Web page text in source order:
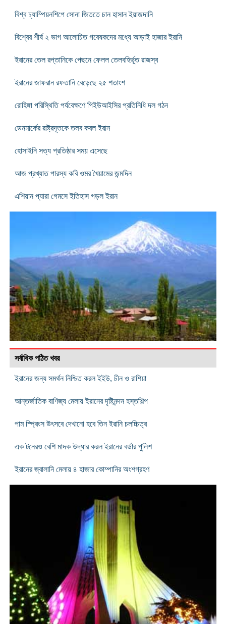
বিশ্ব চ্যাম্পিয়নশিপে সোনা জিততে চান হাসান ইয়াজদানি
বিশ্বের শীর্ষ ২ ভাগ আলোচিত গবেষকদের মধ্যে আড়াই হাজার ইরানি
ইরানের তেল রপ্তানিকে পেছনে ফেলল তেলবহির্ভূত রাজস্ব
ইরানের জাফরান রফতানি বেড়েছে ২৫ শতাংশ
রোহিঙ্গা পরিস্থিতি পর্যবেক্ষণে পিইউআইসির প্রতিনিধি দল গঠন
ডেনমার্কের রাষ্ট্রদূতকে তলব করল ইরান
হোসাইনি সত্য প্রতিষ্ঠার সময় এসেছে
আজ প্রখ্যাত পারস্য কবি ওমর খৈয়ামের জন্মদিন
এশিয়ান প্যারা গেমসে ইতিহাস গড়ল ইরান
সর্বাধিক পঠিত খবর
ইরানের জন্য সমর্থন নিশ্চিত করল ইইউ, চীন ও রাশিয়া
আন্তর্জাতিক বাণিজ্য মেলায় ইরানের দৃষ্টিনন্দন হস্তশিল্প
পাম স্প্রিংস উৎসবে দেখানো হবে তিন ইরানি চলচ্চিত্র
এক টনেরও বেশি মাদক উদ্ধার করল ইরানের বর্ডার পুলিশ
ইরানের জ্বালানি মেলায় ৪ হাজার কোম্পানির অংশগ্রহণ